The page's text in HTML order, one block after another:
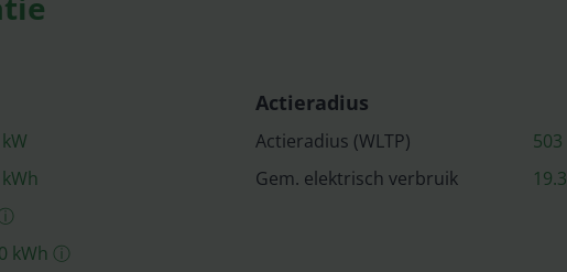
kW
kWh
kWh ⓘ
Actieradius
Actieradius (WLTP) 503
Gem. elektrisch verbruik
19.3